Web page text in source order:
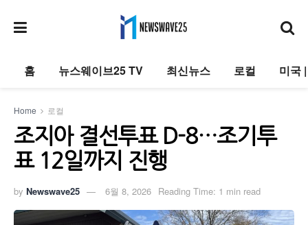
홈 뉴스웨이브25 TV 최신뉴스 로컬 미국
Home 로컬
조지아 결선투표 D-8…조기투
표 12일까지 진행
by Newswave25 6월 8, 2026 Reading Time: 1 min read